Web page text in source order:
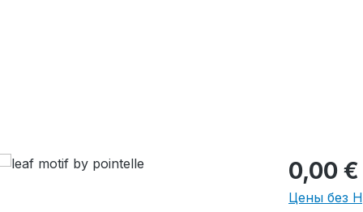
0,00 €
Цены без